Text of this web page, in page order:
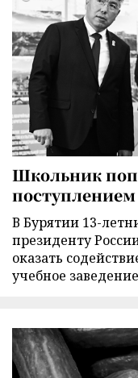
Школьник
В Бурятии 13-
президенту
оказать
учебное